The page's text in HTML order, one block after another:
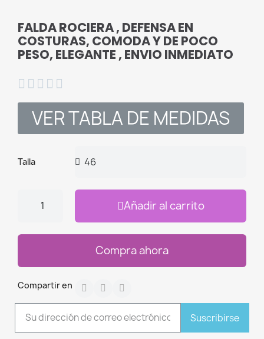
FALDA ROCIERA , DEFENSA EN
COSTURAS, COMODA Y DE POCO
PESO, ELEGANTE , ENVIO INMEDIATO
    
VER TABLA DE MEDIDAS
Talla
Añadir al carrito
Compra ahora
Compartir en
Suscribirse